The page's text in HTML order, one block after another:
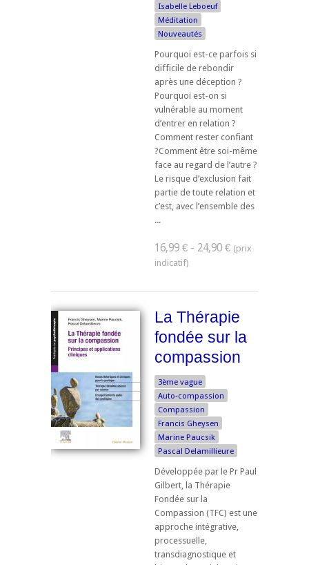
Isabelle Leboeuf
Méditation
Nouveautés
Pourquoi est-ce parfois si
difficile de rebondir
après une déception ?
Pourquoi est-on si
vulnérable au moment
d’entrer en relation ?
Comment rester confiant
?Comment être soi-même
face au regard de l’autre ?
Le risque d’exclusion fait
partie de toute relation et
c’est, avec l’ensemble des
...
16,99 € - 24,90 €
La Thérapie
fondée sur la
compassion
3ème vague
Auto-compassion
Compassion
Francis Gheysen
Marine Paucsik
Pascal Delamillieure
Développée par le Pr Paul
Gilbert, la Thérapie
Fondée sur la
Compassion (TFC) est une
approche intégrative,
processuelle,
transdiagnostique et